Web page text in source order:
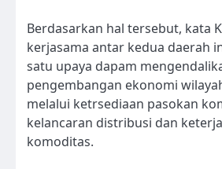
Berdasarkan hal tersebut, kata
kerjasama antar kedua daerah
satu upaya dapam
pengembangan ekonomi
melalui ketrsediaan pasokan
kelancaran distribusi dan
komoditas.